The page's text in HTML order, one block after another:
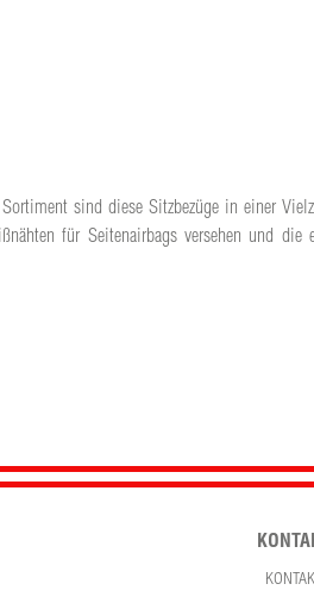
sind diese Sitzbezüge in einer
für Seitenairbags versehen und die